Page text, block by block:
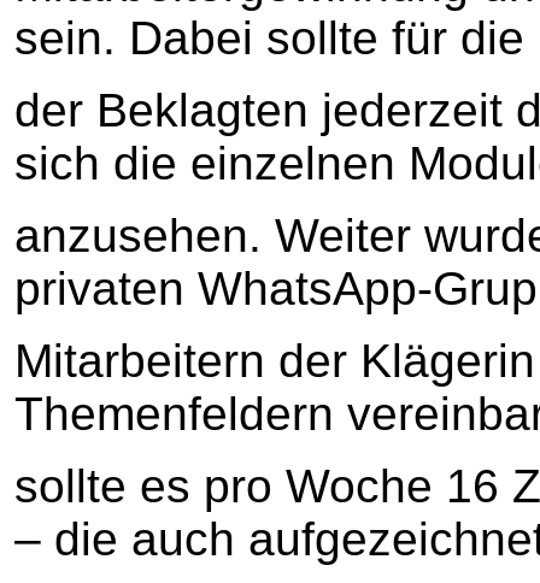
sein. Dabei sollte für die
der Beklagten jederzeit
sich die einzelnen
anzusehen. Weiter
privaten WhatsApp-
Mitarbeitern der
Themenfeldern
sollte es pro Woche 16
– die auch